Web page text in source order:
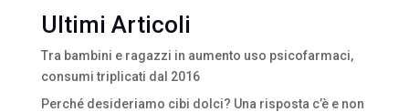
Ultimi Articoli
Tra bambini e ragazzi in aumento uso psicofarmaci,
consumi triplicati dal 2016
Perché desideriamo cibi dolci? Una risposta c’è e non